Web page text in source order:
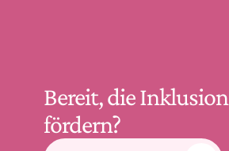
Bereit, die
fördern?